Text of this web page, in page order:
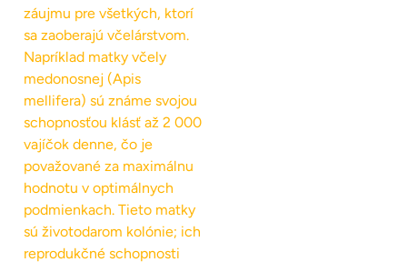
záujmu pre všetkých, ktorí
sa zaoberajú včelárstvom.
Napríklad matky včely
medonosnej (Apis
mellifera) sú známe svojou
schopnosťou klásť až 2 000
vajíčok denne, čo je
považované za maximálnu
hodnotu v optimálnych
podmienkach. Tieto matky
sú životodarom kolónie; ich
reprodukčné schopnosti